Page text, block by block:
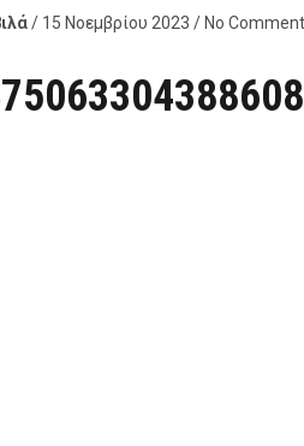
/ 15 Νοεμβρίου 2023 / No Comment